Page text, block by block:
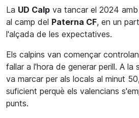
La UD Calp va tancar el 2024
al camp del Paterna CF, en un
l'alçada de les expectatives.
Els calpins van començar
fallar a l'hora de generar perill. A la
va marcar per als locals al minut
suficient perquè els valencians
punts.